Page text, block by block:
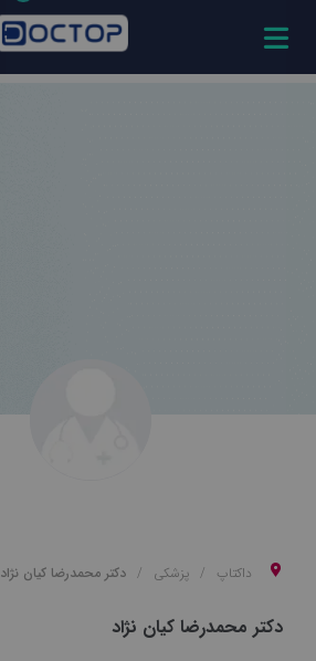
داکتاپ پزشکی دکتر محمدرضا کیان نژاد
دکتر محمدرضا کیان نژاد